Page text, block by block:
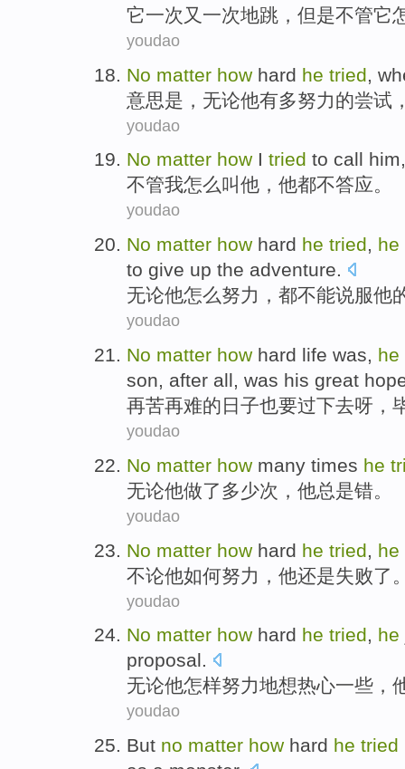
它一次 又 一次地跳 ， 但是不管它
youdao
No matter how hard he tried ,
意思是， 无论他有多努力的尝试
youdao
No matter how I tried to call him
不管我怎么叫他 ， 他都不答应。
youdao
No matter how hard he tried, he
to give up the adventure.
无论他怎么努力 ，都不能说服他
youdao
No matter how hard life was, he
son, after all, was his great
再苦再难的 日子也要过下去呀，
youdao
No matter how many times he
无论他做了 多少次 ，他总是错。
youdao
No matter how hard he tried
he
不论他如何努力 ，他还是失败了
youdao
No matter how hard he tried, he
proposal.
无论他怎样努力地想热心一些，
youdao
But no matter how hard he tried